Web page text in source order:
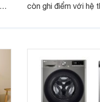
còn ghi điểm với hệ
giặt.